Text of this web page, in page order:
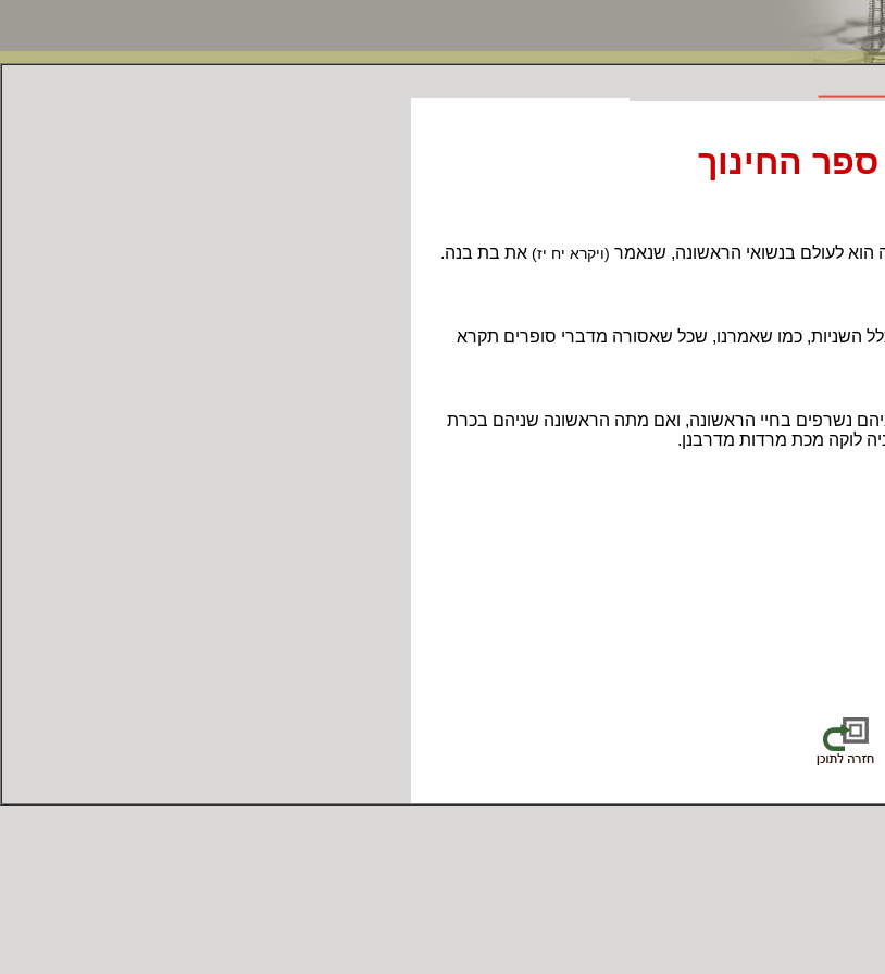
החינוך
הוא לעולם בנשואי הראשונה, שנאמר (ויקרא יח יז) את בת בנה.
השניות, כמו שאמרנו, שכל שאסורה מדברי סופרים תקרא
נשרפים בחיי הראשונה, ואם מתה הראשונה שניהם בכרת
לוקה מכת מרדות מדרבנן.